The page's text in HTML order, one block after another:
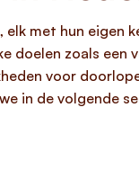
met hun eigen
doelen zoals een
voor
in de volgende